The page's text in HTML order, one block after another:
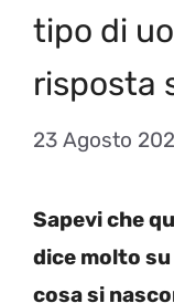
tipo di
risposta
23 Agosto
Sapevi che
dice molto
cosa si